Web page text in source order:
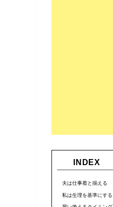
INDEX
夫は仕事着と揃える
私は生理を基準にする